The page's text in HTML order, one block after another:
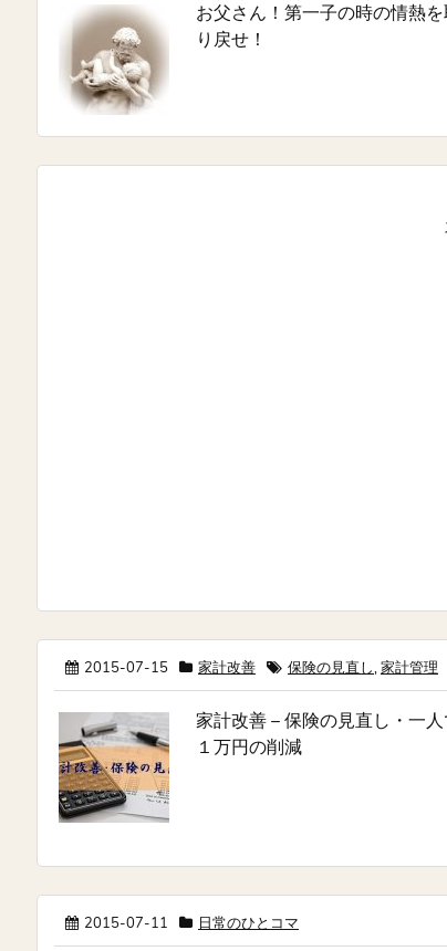
お父さん！第一子の時の情熱を
り戻せ！
2015-07-15 家計改善 保険の見直し,家計管理
家計改善 – 保険の見直し・一
１万円の削減
2015-07-11 日常のひとコマ